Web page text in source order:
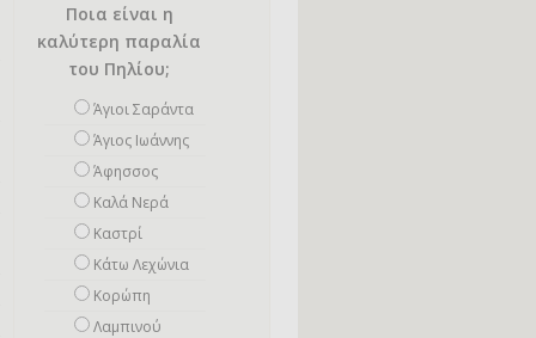
Ποια είναι η
καλύτερη παραλία
του Πηλίου;
Άγιοι Σαράντα
Άγιος Ιωάννης
Άφησσος
Καλά Νερά
Καστρί
Κάτω Λεχώνια
Κορώπη
Λαμπινού